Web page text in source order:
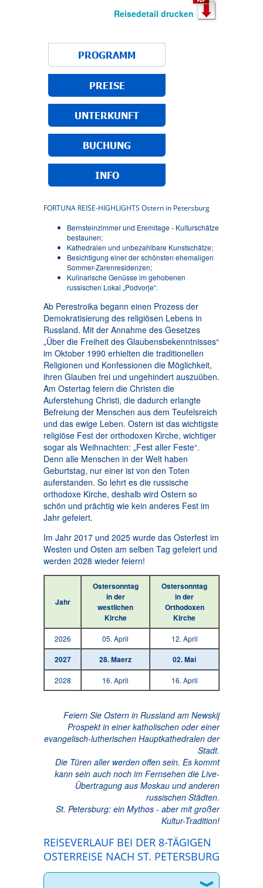
Reisedetail drucken
PROGRAMM
PREISE
UNTERKUNFT
BUCHUNG
INFO
FORTUNA REISE-HIGHLIGHTS Ostern in Petersburg
Bernsteinzimmer und Eremitage - Kulturschätze
bestaunen;
Kathedralen und unbezahlbare Kunstschätze;
Besichtigung einer der schönsten ehemaligen
Sommer-Zarenresidenzen;
Kulinarische Genüsse im gehobenen
russischen Lokal „Podvorje“.
Ab Perestroika begann einen Prozess der
Demokratisierung des religiösen Lebens in
Russland. Mit der Annahme des Gesetzes
„Über die Freiheit des Glaubensbekenntnisses“
im Oktober 1990 erhielten die traditionellen
Religionen und Konfessionen die Möglichkeit,
ihren Glauben frei und ungehindert auszuüben.
Am Ostertag feiern die Christen die
Auferstehung Christi, die dadurch erlangte
Befreiung der Menschen aus dem Teufelsreich
und das ewige Leben. Ostern ist das wichtigste
religiöse Fest der orthodoxen Kirche, wichtiger
sogar als Weihnachten: „Fest aller Feste“.
Denn alle Menschen in der Welt haben
Geburtstag, nur einer ist von den Toten
auferstanden. So lehrt es die russische
orthodoxe Kirche, deshalb wird Ostern so
schön und prächtig wie kein anderes Fest im
Jahr gefeiert.
Im Jahr 2017 und 2025 wurde das Osterfest im
Westen und Osten am selben Tag gefeiert und
werden 2028 wieder feiern!
Jahr
Ostersonntag
in der
westlichen
Kirche
Ostersonntag
in der
Orthodoxen
Kirche
2026 05. April 12. April
2027 28. Maerz 02. Mai
2028 16. April 16. April
Feiern Sie Ostern in Russland am Newskij
Prospekt in einer katholischen oder einer
evangelisch-lutherischen Hauptkathedralen der
Stadt.
Die Türen aller werden offen sein. Es kommt
kann sein auch noch im Fernsehen die Live-
Übertragung aus Moskau und anderen
russischen Städten.
St. Petersburg: ein Mythos - aber mit großer
Kultur-Tradition!
REISEVERLAUF BEI DER 8-TÄGIGEN
OSTERREISE NACH ST. PETERSBURG